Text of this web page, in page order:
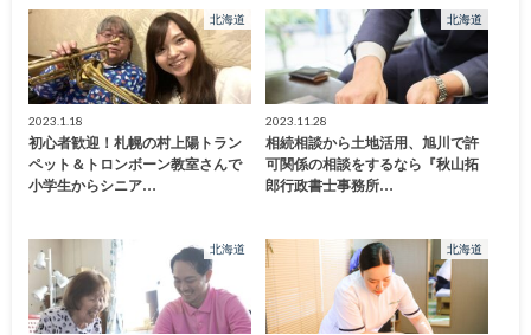
北海道
2023.1.18
初心者歓迎！札幌の村上陽トラン
ペット＆トロンボーン教室さんで
小学生からシニア…
北海道
2023.11.28
相続相談から土地活用、旭川で許
可関係の相談をするなら『秋山拓
郎行政書士事務所…
北海道 北海道